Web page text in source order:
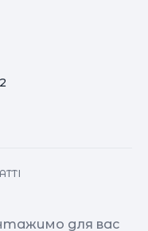
для вас